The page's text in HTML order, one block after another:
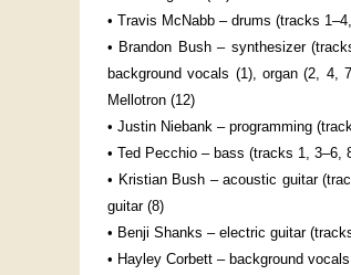
• Travis McNabb – drums (tracks
• Brandon Bush – synthesizer
background vocals (1), organ (2, 4,
Mellotron (12)
• Justin Niebank – programming
• Ted Pecchio – bass (tracks 1, 3–6,
• Kristian Bush – acoustic guitar
guitar (8)
• Benji Shanks – electric guitar
• Hayley Corbett – background